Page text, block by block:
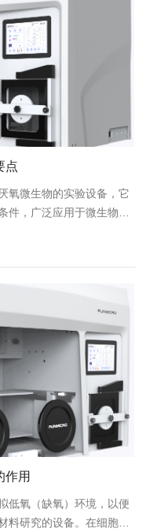
点
氧微生物的实验设备，它
件，广泛应用于微生物
等多个领域。
作用
低氧（缺氧）环境，以便
料研究的设备。在细胞培